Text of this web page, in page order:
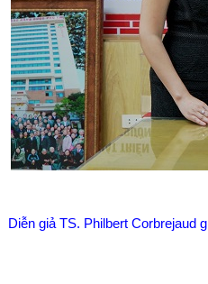
Diễn giả TS. Philbert Corbrejaud